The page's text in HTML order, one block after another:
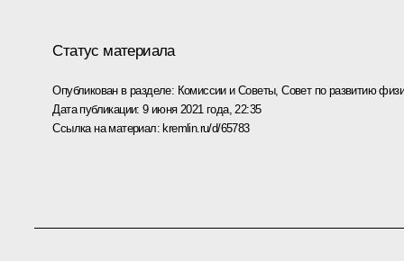
Статус материала
Опубликован в разделе: Комиссии и Советы,Совет по развитию
Дата публикации:9 июня 2021 года, 22:35
Ссылка на материал: kremlin.ru/d/65783